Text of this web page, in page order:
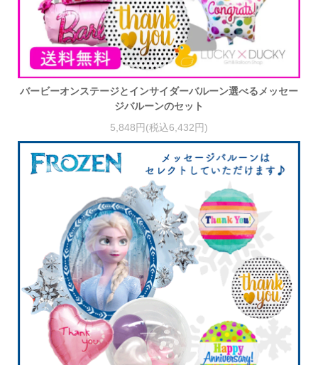
バービーオンステージとインサイダーバルーン選べるメッセー
ジバルーンのセット
5,848円(税込6,432円)